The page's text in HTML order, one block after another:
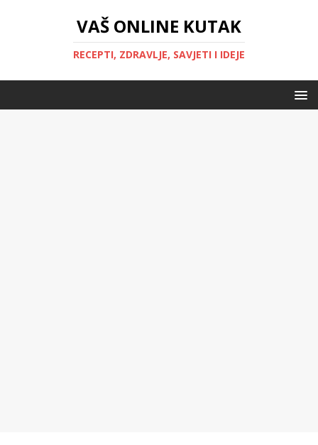
VAŠ ONLINE KUTAK
RECEPTI, ZDRAVLJE, SAVJETI I IDEJE